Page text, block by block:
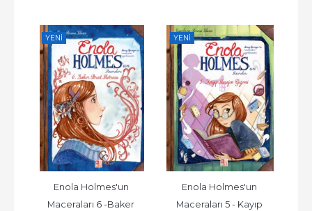
YENI
Enola Holmes'un
Maceraları 6 -Baker
YENI
Enola Holmes'un
Maceraları 5 - Kayıp